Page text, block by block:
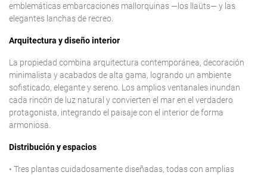
emblemáticas embarcaciones mallorquinas —los llaüts— y las
elegantes lanchas de recreo.
Arquitectura y diseño interior
La propiedad combina arquitectura contemporánea, decoración
minimalista y acabados de alta gama, logrando un ambiente
sofisticado, elegante y sereno. Los amplios ventanales inundan
cada rincón de luz natural y convierten el mar en el verdadero
protagonista, integrando el paisaje con el interior de forma
armoniosa.
Distribución y espacios
• Tres plantas cuidadosamente diseñadas, todas con amplias